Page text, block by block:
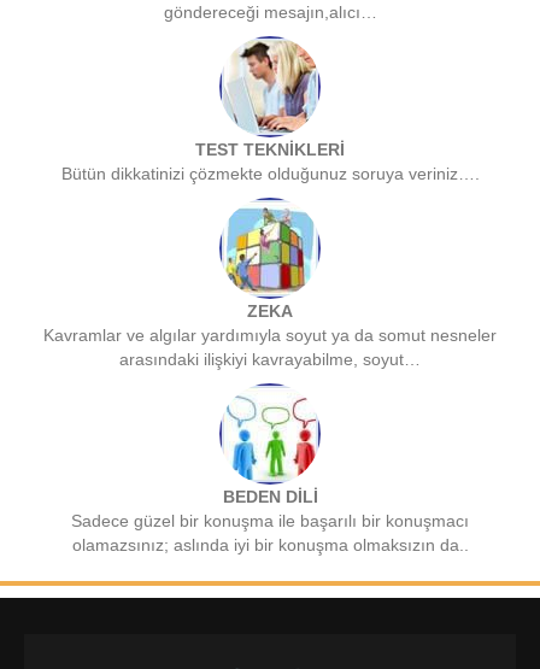
göndereceği mesajın,alıcı…
TEST TEKNİKLERİ
Bütün dikkatinizi çözmekte olduğunuz soruya veriniz….
ZEKA
Kavramlar ve algılar yardımıyla soyut ya da somut nesneler
arasındaki ilişkiyi kavrayabilme, soyut…
BEDEN DİLİ
Sadece güzel bir konuşma ile başarılı bir konuşmacı
olamazsınız; aslında iyi bir konuşma olmaksızın da..